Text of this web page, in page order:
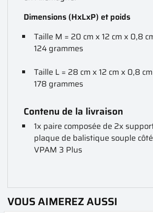
Dimensions (HxLxP) et poids
Taille M = 20 cm x 12 cm x 0,8
124 grammes
Taille L = 28 cm x 12 cm x 0,8
178 grammes
Contenu de la livraison
1x paire composée de 2x
plaque de balistique souple côté
VPAM 3 Plus
VOUS AIMEREZ AUSSI